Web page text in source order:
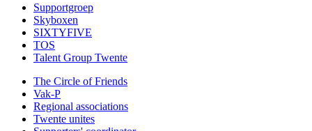
Supportgroep
Skyboxen
SIXTYFIVE
TOS
Talent Group Twente
The Circle of Friends
Vak-P
Regional associations
Twente unites